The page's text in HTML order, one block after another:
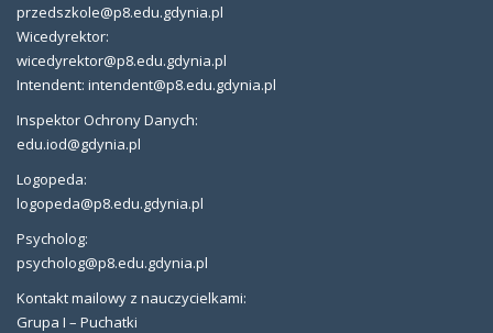
przedszkole@p8.edu.gdynia.pl
Wicedyrektor:
wicedyrektor@p8.edu.gdynia.pl
Intendent: intendent@p8.edu.gdynia.pl
Inspektor Ochrony Danych:
edu.iod@gdynia.pl
Logopeda:
logopeda@p8.edu.gdynia.pl
Psycholog:
psycholog@p8.edu.gdynia.pl
Kontakt mailowy z nauczycielkami:
Grupa I – Puchatki